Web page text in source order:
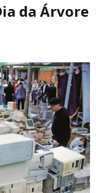
da Árvore